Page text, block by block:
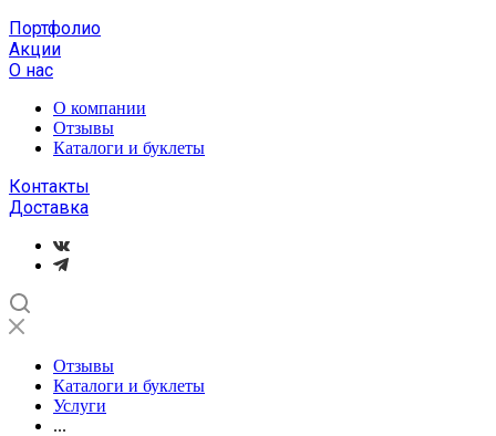
Портфолио
Акции
О нас
О компании
Отзывы
Каталоги и буклеты
Контакты
Доставка
Отзывы
Каталоги и буклеты
Услуги
...